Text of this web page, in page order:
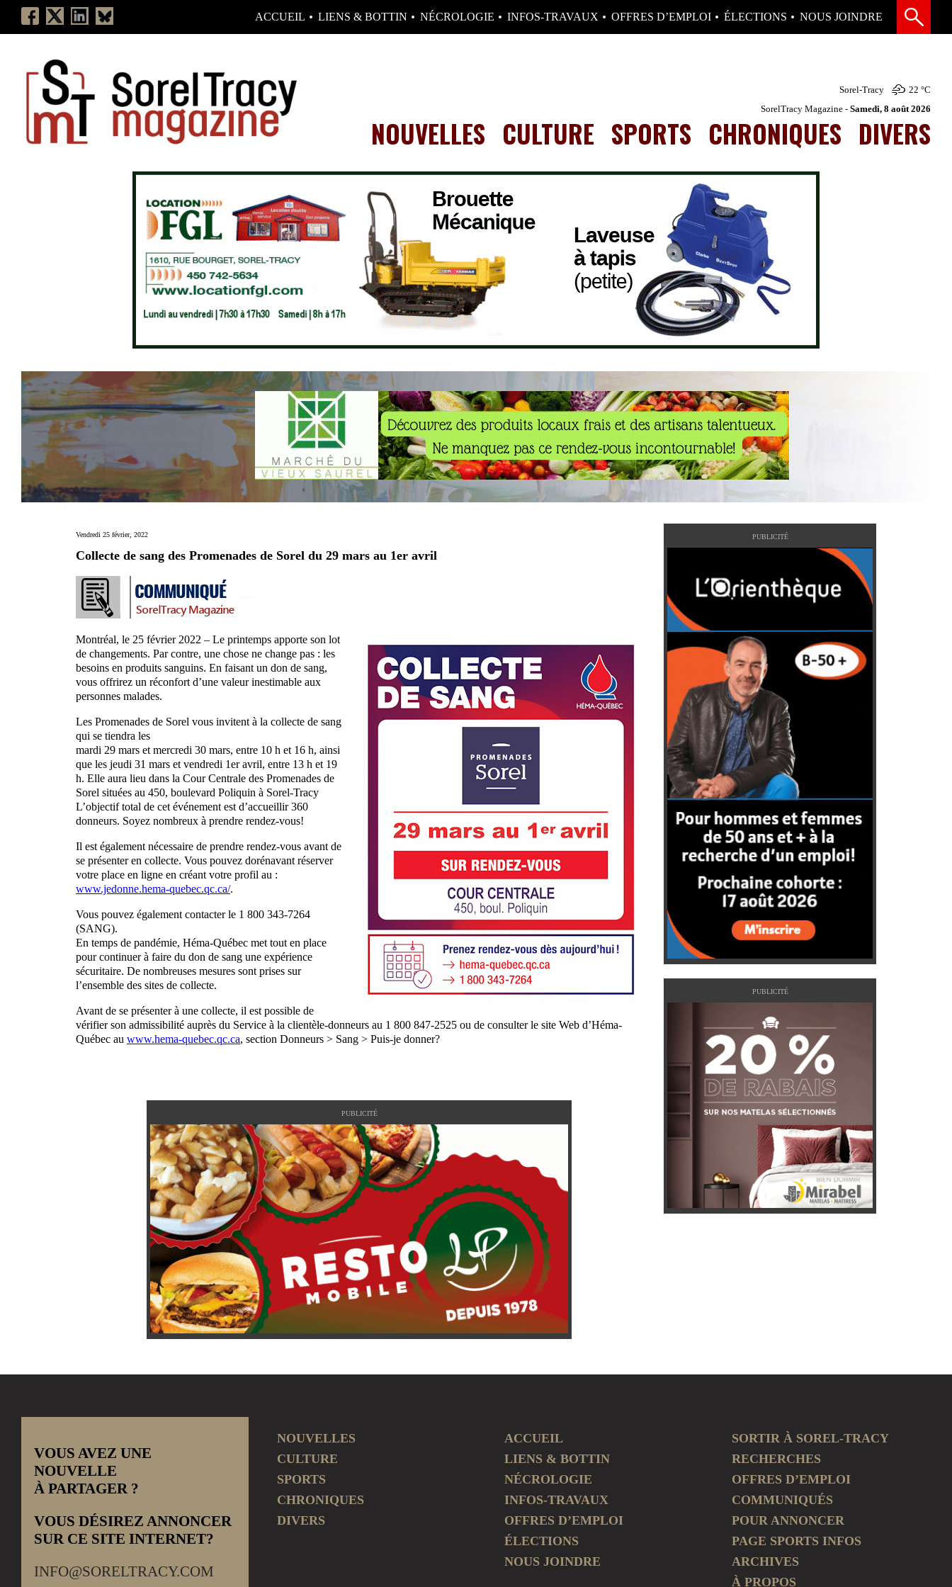
ACCUEIL LIENS & BOTTIN NÉCROLOGIE INFOS-TRAVAUX OFFRES D’EMPLOI ÉLECTIONS NOUS JOINDRE
Sorel-Tracy 22 °C
SorelTracy Magazine - Samedi, 8 août 2026
NOUVELLES CULTURE SPORTS CHRONIQUES DIVERS
Vendredi 25 février, 2022
Collecte de sang des Promenades de Sorel du 29 mars au 1er avril
Montréal, le 25 février 2022 – Le printemps apporte son lot
de changements. Par contre, une chose ne change pas : les
besoins en produits sanguins. En faisant un don de sang,
vous offrirez un réconfort d’une valeur inestimable aux
personnes malades.
Les Promenades de Sorel vous invitent à la collecte de sang
qui se tiendra les
mardi 29 mars et mercredi 30 mars, entre 10 h et 16 h, ainsi
que les jeudi 31 mars et vendredi 1er avril, entre 13 h et 19
h. Elle aura lieu dans la Cour Centrale des Promenades de
Sorel situées au 450, boulevard Poliquin à Sorel-Tracy
L’objectif total de cet événement est d’accueillir 360
donneurs. Soyez nombreux à prendre rendez-vous!
Il est également nécessaire de prendre rendez-vous avant de
se présenter en collecte. Vous pouvez dorénavant réserver
votre place en ligne en créant votre profil au :
www.jedonne.hema-quebec.qc.ca/.
Vous pouvez également contacter le 1 800 343-7264
(SANG).
En temps de pandémie, Héma-Québec met tout en place
pour continuer à faire du don de sang une expérience
sécuritaire. De nombreuses mesures sont prises sur
l’ensemble des sites de collecte.
Avant de se présenter à une collecte, il est possible de
vérifier son admissibilité auprès du Service à la clientèle-donneurs au 1 800 847-2525 ou de consulter le site Web d’Héma-
Québec au www.hema-quebec.qc.ca, section Donneurs > Sang > Puis-je donner?
PUBLICITÉ
PUBLICITÉ
PUBLICITÉ
VOUS AVEZ UNE
NOUVELLE
À PARTAGER ?
VOUS DÉSIREZ ANNONCER
SUR CE SITE INTERNET?
INFO@SORELTRACY.COM
NOUVELLES
CULTURE
SPORTS
CHRONIQUES
DIVERS
ACCUEIL
LIENS & BOTTIN
NÉCROLOGIE
INFOS-TRAVAUX
OFFRES D’EMPLOI
ÉLECTIONS
NOUS JOINDRE
SORTIR À SOREL-TRACY
RECHERCHES
OFFRES D’EMPLOI
COMMUNIQUÉS
POUR ANNONCER
PAGE SPORTS INFOS
ARCHIVES
À PROPOS